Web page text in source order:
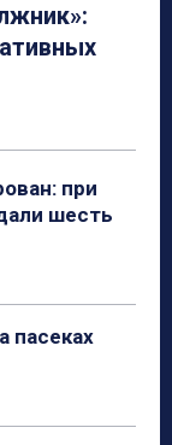
при
шесть
пасеках